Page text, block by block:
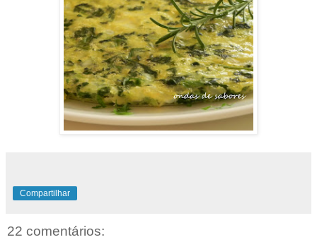
Compartilhar
22 comentários: